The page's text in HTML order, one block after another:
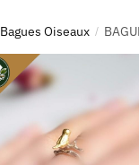
Bagues Oiseaux /